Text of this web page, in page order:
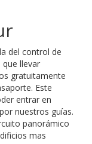
del control de
llevar
gratuitamente
Este
entrar en
nuestros guías.
panorámico
mas